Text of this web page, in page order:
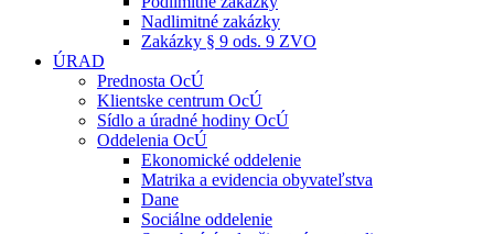
Nadlimitné zakázky
Zakázky § 9 ods. 9 ZVO
ÚRAD
Prednosta OcÚ
Klientske centrum OcÚ
Sídlo a úradné hodiny OcÚ
Oddelenia OcÚ
Ekonomické oddelenie
Matrika a evidencia obyvateľstva
Dane
Sociálne oddelenie